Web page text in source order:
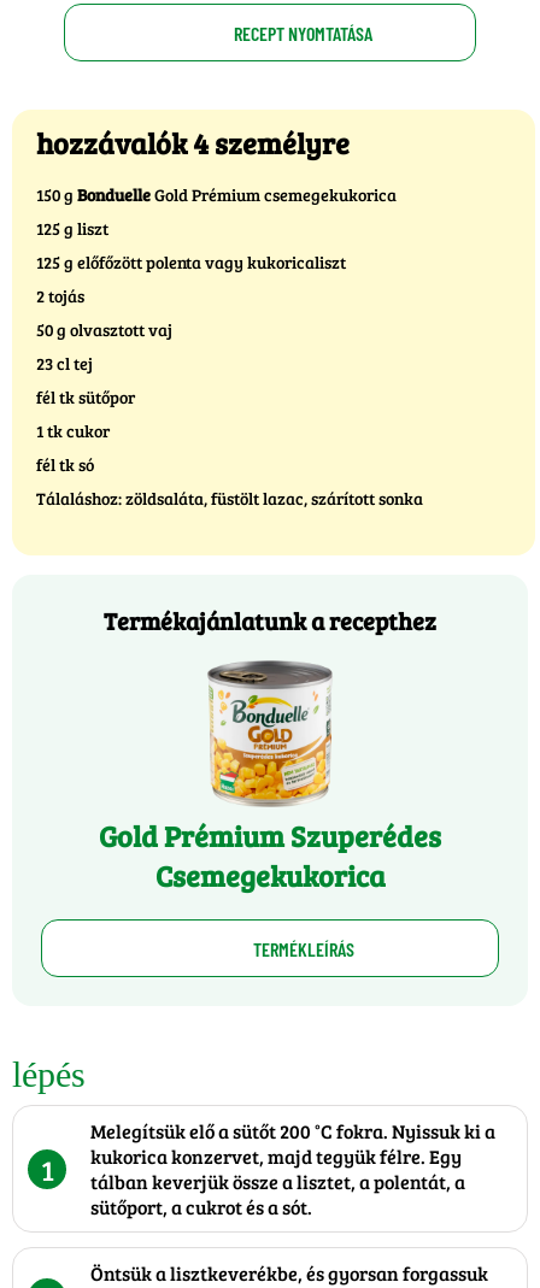
RECEPT NYOMTATÁSA
hozzávalók 4 személyre
150 g BonduelleGold Prémium csemegekukorica
125 g liszt
125 g előfőzött polenta vagy kukoricaliszt
2 tojás
50 g olvasztott vaj
23 cl tej
fél tk sütőpor
1 tk cukor
fél tk só
Tálaláshoz: zöldsaláta, füstölt lazac, szárított sonka
Termékajánlatunk a recepthez
Gold Prémium Szuperédes
Csemegekukorica
TERMÉKLEÍRÁS
lépés
1
Melegítsük elő a sütőt 200 °C fokra. Nyissuk ki a
kukorica konzervet, majd tegyük félre. Egy
tálban keverjük össze a lisztet, a polentát, a
sütőport, a cukrot és a sót.
Öntsük a lisztkeverékbe, és gyorsan forgassuk